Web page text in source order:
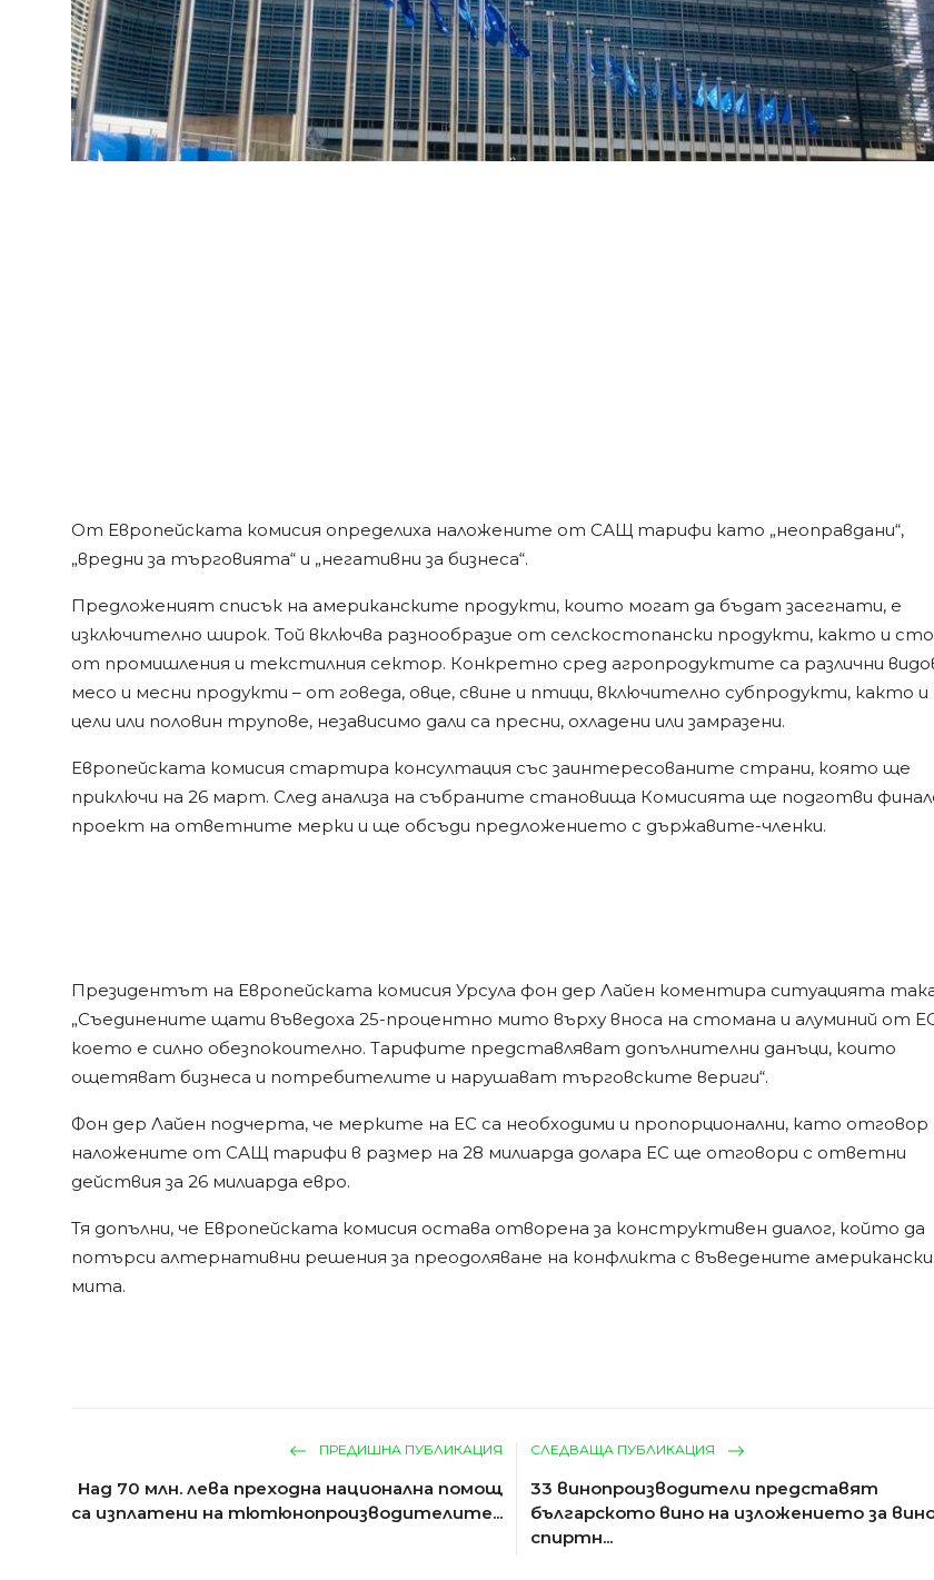
От Европейската комисия определиха наложените от САЩ тарифи като „неоправдани“,
„вредни за търговията“ и „негативни за бизнеса“.
Предложеният списък на американските продукти, които могат да бъдат засегнати, е
изключително широк. Той включва разнообразие от селскостопански продукти, както и
от промишления и текстилния сектор. Конкретно сред агропродуктите са различни
месо и месни продукти – от говеда, овце, свине и птици, включително субпродукти, както и
цели или половин трупове, независимо дали са пресни, охладени или замразени.
Европейската комисия стартира консултация със заинтересованите страни, която ще
приключи на 26 март. След анализа на събраните становища Комисията ще подготви
проект на ответните мерки и ще обсъди предложението с държавите-членки.
Президентът на Европейската комисия Урсула фон дер Лайен коментира ситуацията
„Съединените щати въведоха 25-процентно мито върху вноса на стомана и алуминий от
което е силно обезпокоително. Тарифите представляват допълнителни данъци, които
ощетяват бизнеса и потребителите и нарушават търговските вериги“.
Фон дер Лайен подчерта, че мерките на ЕС са необходими и пропорционални, като отговор
наложените от САЩ тарифи в размер на 28 милиарда долара ЕС ще отговори с ответни
действия за 26 милиарда евро.
Тя допълни, че Европейската комисия остава отворена за конструктивен диалог, който да
потърси алтернативни решения за преодоляване на конфликта с въведените американски
мита.
ПРЕДИШНА ПУБЛИКАЦИЯ
Над 70 млн. лева преходна национална помощ
са изплатени на тютюнопроизводителите...
СЛЕДВАЩА ПУБЛИКАЦИЯ
33 винопроизводители представят
българското вино на изложението за
спиртн...